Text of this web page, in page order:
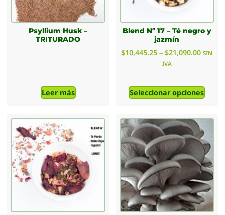
Psyllium Husk –
TRITURADO
Leer más
Blend Nº 17 – Té negro y
jazmín
$10,445.25 – $21,090.00 SIN
IVA
Seleccionar opciones